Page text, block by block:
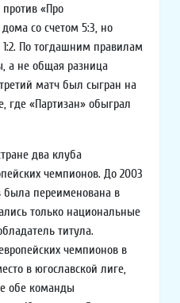
«Про
со счетом 5:3, но
По тогдашним правилам
а не общая разница
матч был сыгран на
где «Партизан» обыграл
два клуба
чемпионов. До 2003
была переименована в
только национальные
титула.
чемпионов в
в югославской лиге,
обе команды